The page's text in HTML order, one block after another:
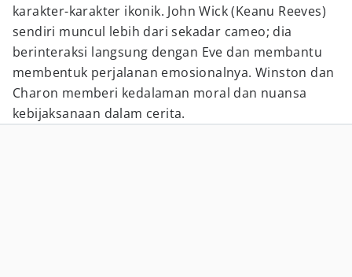
karakter-karakter ikonik. John Wick (Keanu Reeves)
sendiri muncul lebih dari sekadar cameo; dia
berinteraksi langsung dengan Eve dan membantu
membentuk perjalanan emosionalnya. Winston dan
Charon memberi kedalaman moral dan nuansa
kebijaksanaan dalam cerita.